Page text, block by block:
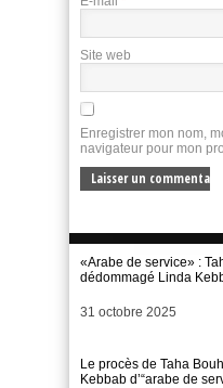
Site web
Enregistrer mon nom,
navigateur pour mon
«Arabe de service» :
dédommagé Linda
Date
31 octobre 2025
Le procès de Taha
Kebbab d’“arabe de